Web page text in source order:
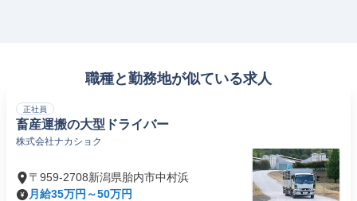
職種と勤務地が似ている求人
正社員
畜産運搬の大型ドライバー
株式会社ナカショク
〒959-2708新潟県胎内市中村浜
月給35万円～50万円